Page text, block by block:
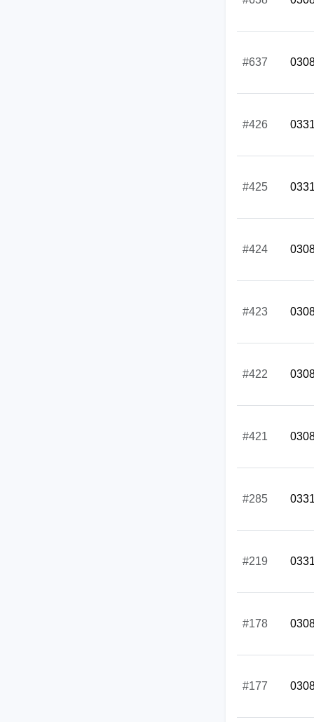
#637
#426
#425
#424
#423
#422
#421
#285
#219
#178
#177